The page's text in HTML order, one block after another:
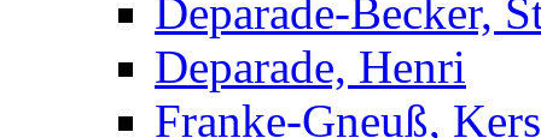
Deparade-Becker,
Deparade, Henri
Franke-Gneuß,